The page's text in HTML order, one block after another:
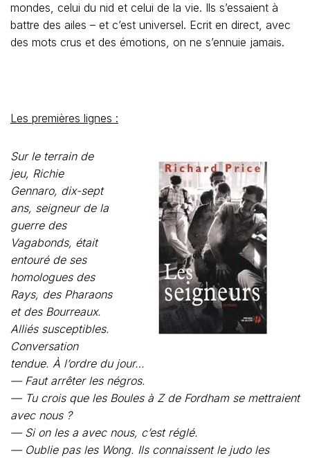
mondes, celui du nid et celui de la vie. Ils s’essaient à
battre des ailes – et c’est universel. Ecrit en direct, avec
des mots crus et des émotions, on ne s’ennuie jamais.
Les premières lignes :
Sur le terrain de
jeu, Richie
Gennaro, dix-sept
ans, seigneur de la
guerre des
Vagabonds, était
entouré de ses
homologues des
Rays, des Pharaons
et des Bourreaux.
Alliés susceptibles.
Conversation
tendue. À l’ordre du jour…
— Faut arrêter les négros.
— Tu crois que les Boules à Z de Fordham se mettraient
avec nous ?
— Si on les a avec nous, c’est réglé.
— Oublie pas les Wong. Ils connaissent le judo les